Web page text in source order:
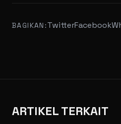
BAGIKAN:TwitterFacebook
ARTIKEL TERKAIT